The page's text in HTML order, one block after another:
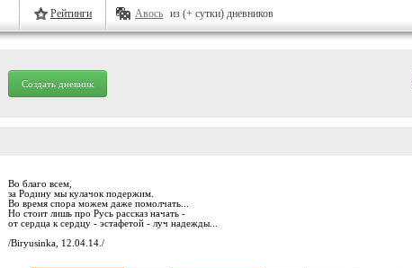
Рейтинги Авось из (+ сутки) дневников
Создать дневник
Во благо всем,
за Родину мы кулачок подержим.
Во время спора можем даже помолчать...
Но стоит лишь про Русь рассказ начать -
от сердца к сердцу - эстафетой - луч надежды...
/Biryusinka, 12.04.14./